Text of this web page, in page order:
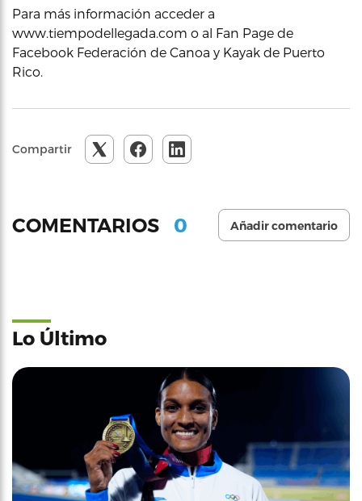
Para más información acceder a
www.tiempodellegada.com o al Fan Page de
Facebook Federación de Canoa y Kayak de Puerto
Rico.
Compartir
COMENTARIOS 0 Añadir comentario
Lo Último